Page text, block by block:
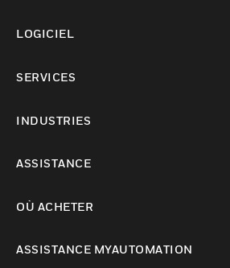
LOGICIEL
SERVICES
INDUSTRIES
ASSISTANCE
OÙ ACHETER
ASSISTANCE MYAUTOMATION